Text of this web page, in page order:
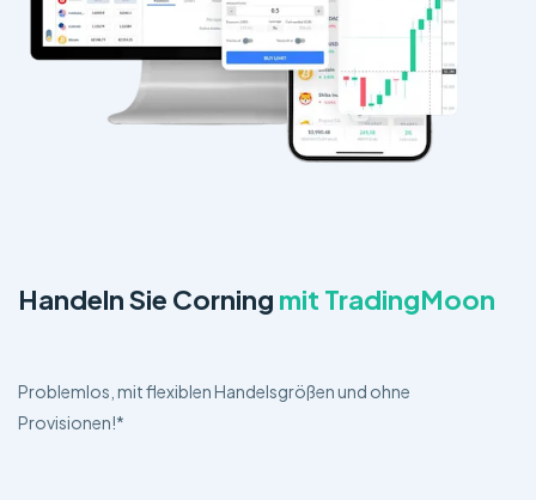
Handeln Sie Corning mit TradingMoon
Problemlos, mit flexiblen Handelsgrößen und ohne
Provisionen!*